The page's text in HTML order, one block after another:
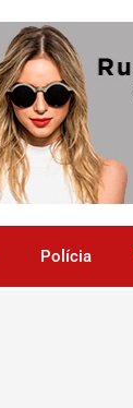
Polícia